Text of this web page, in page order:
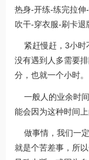
热身-开练-练完拉
吹干-穿衣服-刷卡退
紧赶慢赶，3小时
没有遇到人多需要
分，也就一个小时。
一般人的业余时
能会因为这种时间
做事情，我们一
就是个苦差事，所